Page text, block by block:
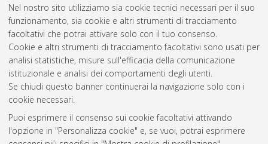
Nel nostro sito utilizziamo sia cookie tecnici necessari per il suo
funzionamento, sia cookie e altri strumenti di tracciamento
facoltativi che potrai attivare solo con il tuo consenso.
Cookie e altri strumenti di tracciamento facoltativi sono usati per
analisi statistiche, misure sull'efficacia della comunicazione
istituzionale e analisi dei comportamenti degli utenti.
Se chiudi questo banner continuerai la navigazione solo con i
cookie necessari.
Puoi esprimere il consenso sui cookie facoltativi attivando
l'opzione in "Personalizza cookie" e, se vuoi, potrai esprimere
Abstract
Altri metadati
Gestione del documento:
Atom
Rss 1.0